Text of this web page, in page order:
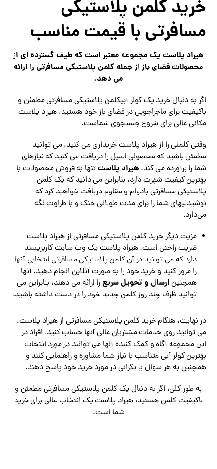
خرید کلمن پلاستیکی
مسافرتی با قیمت مناسب
هیراد پلاست یک مجموعه معتبر است که طیف گسترده ای از
محصولات فضای باز از جمله کلمن پلاستیکی مسافرتی را ارائه
می دهد.
اگر به دنبال خرید یک کولر آبیکلمن پلاستیکی مسافرتی مطمئن و
باکیفیت برای ماجراجویی در فضای باز خود هستید، هیراد پلاست
مکانی عالی برای شروع جستجوی شماست.
وقتی کلمنی را از هیراد پلاست خریداری می کنید، می توانید
مطمئن باشید که محصولی اصیل را دریافت می کنید که نیازهای
شما را برآورده می کند. هیراد پلاستتنها به فروش محصولات با
بهترین کیفیت شهرت دارد، بنابراین می‌ دانید که یک کلمن
پلاستیکی مسافرتی بادوام و مقاوم دریافت خواهید کرد که
نوشیدنیهای شما را برای مدت طولانی خنک و با طراوت نگه
می‌دارد.
مزیت دیگر خرید کلمن پلاستیکی مسافرتی از هیراد پلاست
ضریب راحتی است. هیراد پلاست یک وب سایت کاربرپسند
دارد که می توانید در آن کلمن پلاستیکی مسافرتی انتخابی آنها
را مرور کنید و خرید خود را به صورت آنلاین انجام دهید. آنها
همچنین ارسال و تحویل سریعرا ارائه می دهند، بنابراین می
توانید ظرف چند روز کلمن جدید خود را در دست داشته باشید.
در نهایت، هنگام خرید کلمن پلاستیکی مسافرتی از هیراد پلاست،
می توانید روی خدمات مشتریان عالی آنها حساب کنید. افراد در
این مجموعه آگاه و کمک کننده آنها می توانند در مورد انتخاب
بهترین کولر آبی متناسب با نیاز شما مشاوره و راهنمایی کنند و
همچنین به هر سوال یا نگرانی در مورد خرید خود پاسخ دهند.
به طور کلی، اگر به دنبال یک کلمن پلاستیکی مسافرتی مطمئن و
باکیفیت کلمن هستید، هیراد پلاست یک انتخاب عالی برای خرید
شما است.